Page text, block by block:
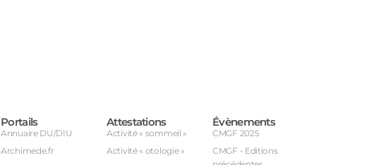
Portails
Annuaire DU/DIU
Archimede.fr
Attestations
Activité « sommeil »
Activité « otologie »
Évènements
CMGF 2025
CMGF - Editions